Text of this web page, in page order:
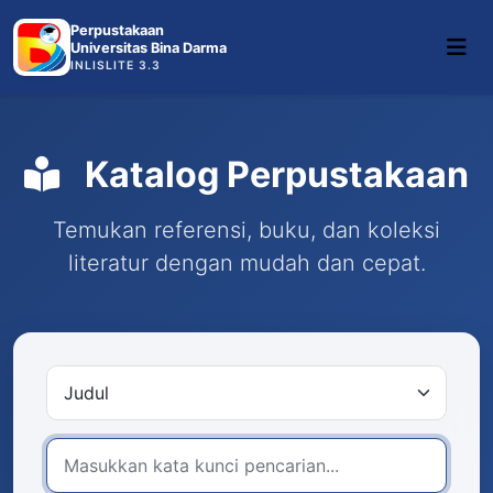
Perpustakaan
Universitas Bina Darma
INLISLITE 3.3
Katalog Perpustakaan
Temukan referensi, buku, dan koleksi
literatur dengan mudah dan cepat.